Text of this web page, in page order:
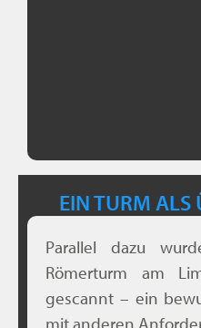
EIN TURM ALS
Parallel dazu
Römerturm am
gescannt – ein
mit anderen